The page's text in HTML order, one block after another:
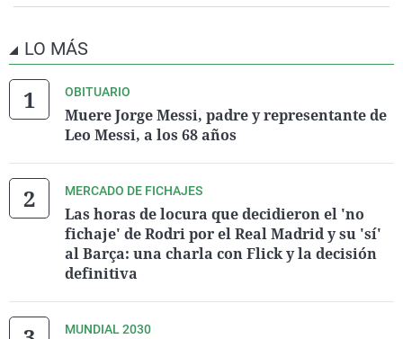
LO MÁS
OBITUARIO
Muere Jorge Messi, padre y representante de
Leo Messi, a los 68 años
MERCADO DE FICHAJES
Las horas de locura que decidieron el 'no
fichaje' de Rodri por el Real Madrid y su 'sí'
al Barça: una charla con Flick y la decisión
definitiva
MUNDIAL 2030